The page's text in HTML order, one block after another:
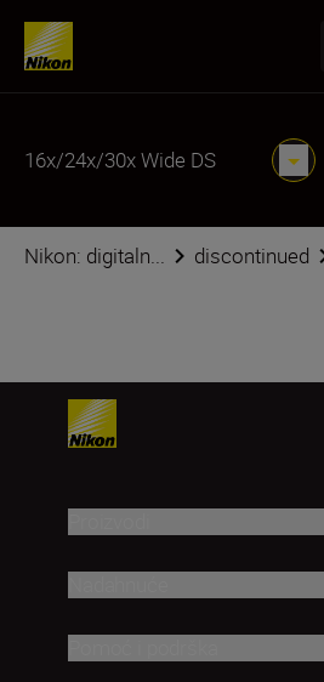
16x/24x/30x Wide DS
Nikon: digitaln... discontinued